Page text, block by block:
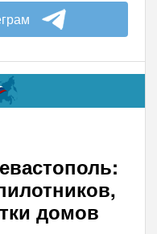
домов